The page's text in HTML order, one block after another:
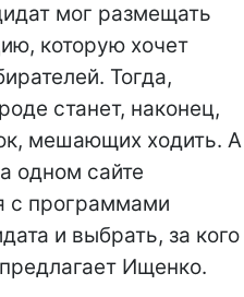
мог размещать
которую хочет
Тогда,
станет, наконец,
мешающих ходить. А
одном сайте
с программами
и выбрать, за кого
Ищенко.